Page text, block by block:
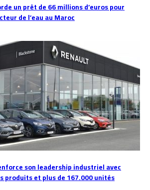
un prêt de 66 millions d’euros pour
de l’eau au Maroc
son leadership industriel avec
produits et plus de 167.000 unités